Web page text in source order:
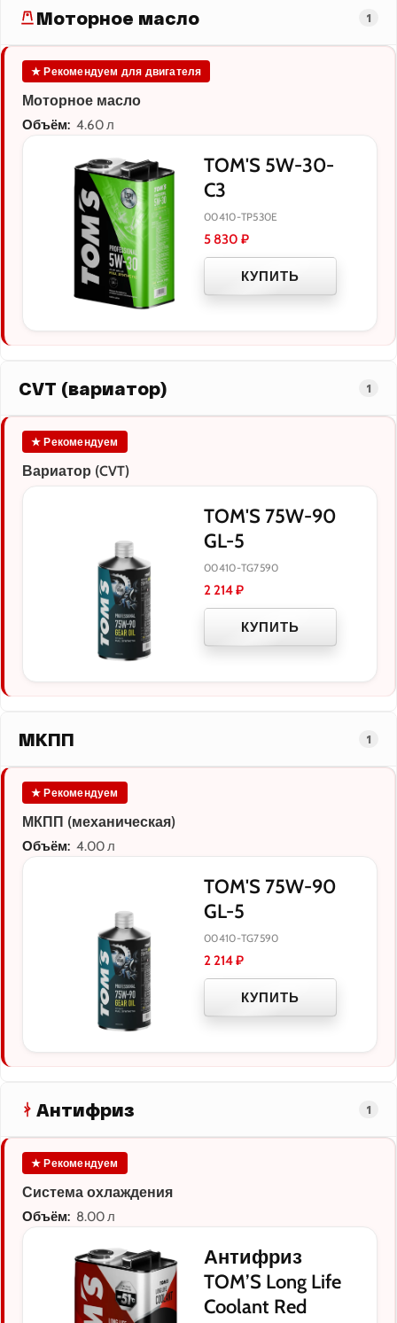
Моторное масло 1
★ Рекомендуем для двигателя
Моторное масло
Объём: 4.60 л
TOM'S 5W-30-
C3
00410-TP530E
5 830 ₽
КУПИТЬ
CVT (вариатор) 1
★ Рекомендуем
Вариатор (CVT)
TOM'S 75W-90
GL-5
00410-TG7590
2 214₽
КУПИТЬ
МКПП 1
★ Рекомендуем
МКПП (механическая)
Объём: 4.00 л
TOM'S 75W-90
GL-5
00410-TG7590
2 214₽
КУПИТЬ
Антифриз 1
★ Рекомендуем
Система охлаждения
Объём: 8.00 л
Антифриз
TOM’S Long Life
Coolant Red